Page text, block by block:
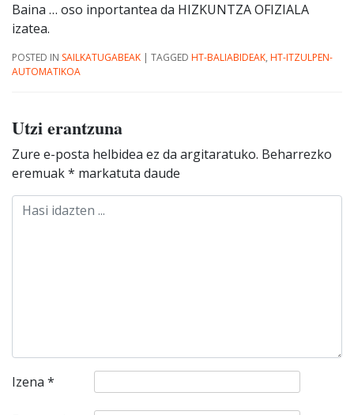
Baina … oso inportantea da HIZKUNTZA OFIZIALA
izatea.
POSTED IN SAILKATUGABEAK | TAGGED HT-BALIABIDEAK, HT-ITZULPEN-
AUTOMATIKOA
Utzi erantzuna
Zure e-posta helbidea ez da argitaratuko. Beharrezko
eremuak* markatuta daude
Izena *